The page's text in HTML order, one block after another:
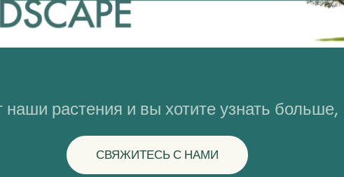
растения и вы хотите узнать
СВЯЖИТЕСЬ С НАМИ